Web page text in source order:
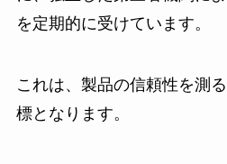
を定期的に受けています。
これは、製品の信頼性を測
標となります。